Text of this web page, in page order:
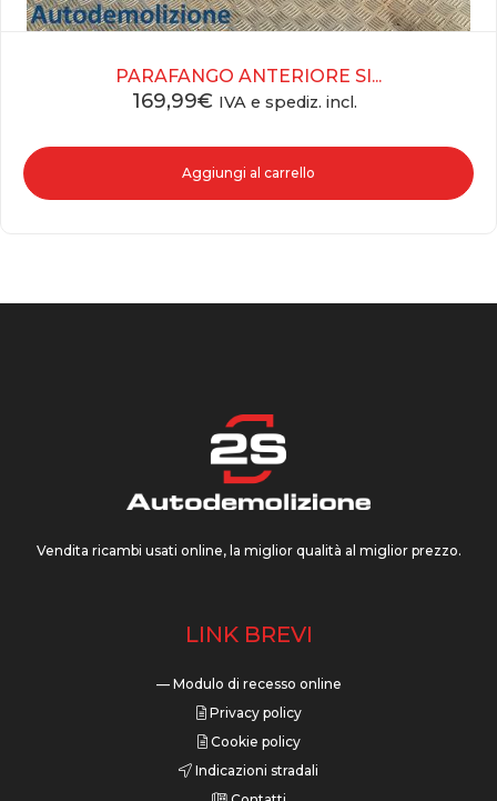
PARAFANGO ANTERIORE SI...
169,99€ IVA e spediz. incl.
Aggiungi al carrello
Vendita ricambi usati online, la miglior qualità al miglior prezzo.
LINK BREVI
— Modulo di recesso online
Privacy policy
Cookie policy
Indicazioni stradali